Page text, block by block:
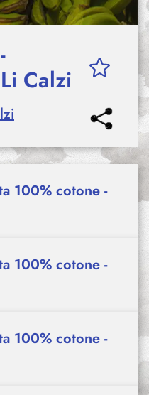
Calzi
100% cotone -
100% cotone -
100% cotone -